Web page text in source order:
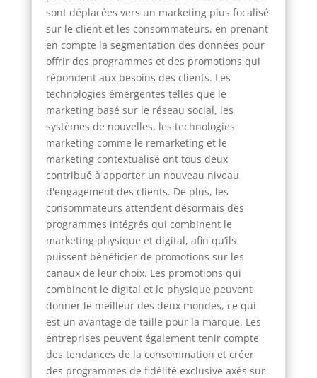
sont déplacées vers un marketing plus focalisé
sur le client et les consommateurs, en prenant
en compte la segmentation des données pour
offrir des programmes et des promotions qui
répondent aux besoins des clients. Les
technologies émergentes telles que le
marketing basé sur le réseau social, les
systèmes de nouvelles, les technologies
marketing comme le remarketing et le
marketing contextualisé ont tous deux
contribué à apporter un nouveau niveau
d'engagement des clients. De plus, les
consommateurs attendent désormais des
programmes intégrés qui combinent le
marketing physique et digital, afin qu’ils
puissent bénéficier de promotions sur les
canaux de leur choix. Les promotions qui
combinent le digital et le physique peuvent
donner le meilleur des deux mondes, ce qui
est un avantage de taille pour la marque. Les
entreprises peuvent également tenir compte
des tendances de la consommation et créer
des programmes de fidélité exclusive axés sur